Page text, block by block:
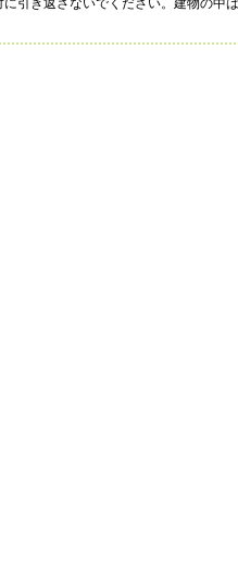
引き返さないでください。建物の中